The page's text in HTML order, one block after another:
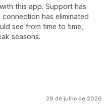
this app. Support has
has eliminated
see from time to time,
seasons.
29 de julho de 2026